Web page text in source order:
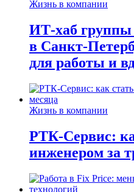
Жизнь в компании
ИТ-хаб группы
в Санкт-
для работы и
Жизнь в компании
РТК-Сервис:
инженером за